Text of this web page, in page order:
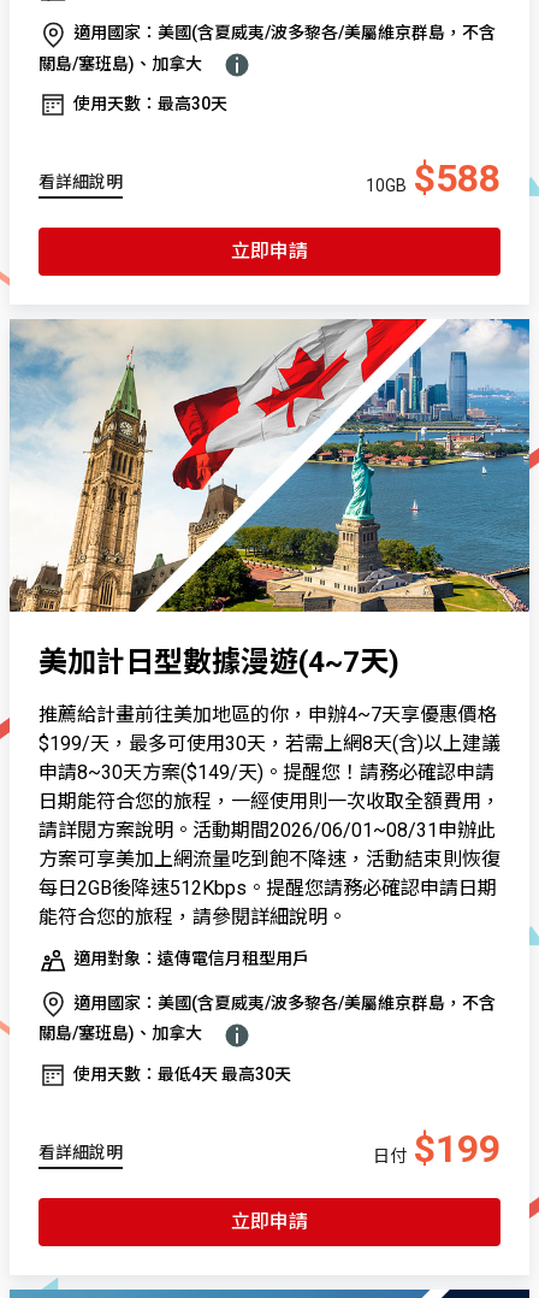
適用國家：美國(含夏威夷/波多黎各/美屬維京群島，不含
關島/塞班島)、加拿大
使用天數：最高30天
看詳細說明 10GB $588
立即申請
美加計日型數據漫遊(4~7天)
推薦給計畫前往美加地區的你，申辦4~7天享優惠價格
$199/天，最多可使用30天，若需上網8天(含)以上建議
申請8~30天方案($149/天)。提醒您！請務必確認申請
日期能符合您的旅程，一經使用則一次收取全額費用，
請詳閱方案說明。活動期間2026/06/01~08/31申辦此
方案可享美加上網流量吃到飽不降速，活動結束則恢復
每日2GB後降速512Kbps。提醒您請務必確認申請日期
能符合您的旅程，請參閱詳細說明。
適用對象：遠傳電信月租型用戶
適用國家：美國(含夏威夷/波多黎各/美屬維京群島，不含
關島/塞班島)、加拿大
使用天數：最低4天 最高30天
看詳細說明 日付 $199
立即申請